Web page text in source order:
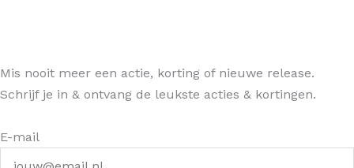
Mis nooit meer een actie, korting of nieuwe release.
Schrijf je in & ontvang de leukste acties & kortingen.
E-mail